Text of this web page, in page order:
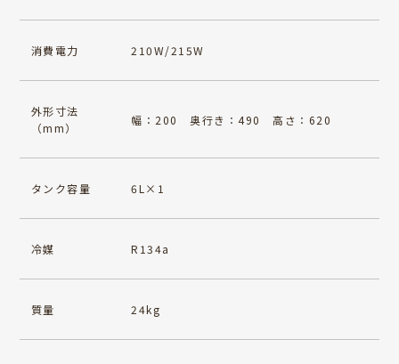
消費電力 210W/215W
外形寸法
（mm）
幅：200 奥行き：490 高さ：620
タンク容量 6L×1
冷媒 R134a
質量 24kg